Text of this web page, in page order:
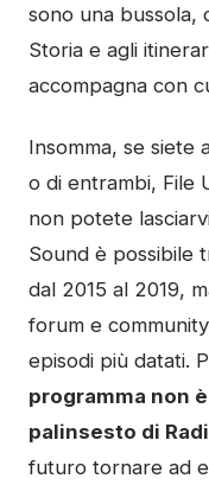
sono una bussola,
Storia e agli
accompagna con
Insomma, se siete
o di entrambi, File
non potete
Sound è possibile
dal 2015 al 2019,
forum e
episodi più datati.
programma non
palinsesto di
futuro tornare ad